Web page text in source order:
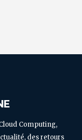
Computing,
des retours